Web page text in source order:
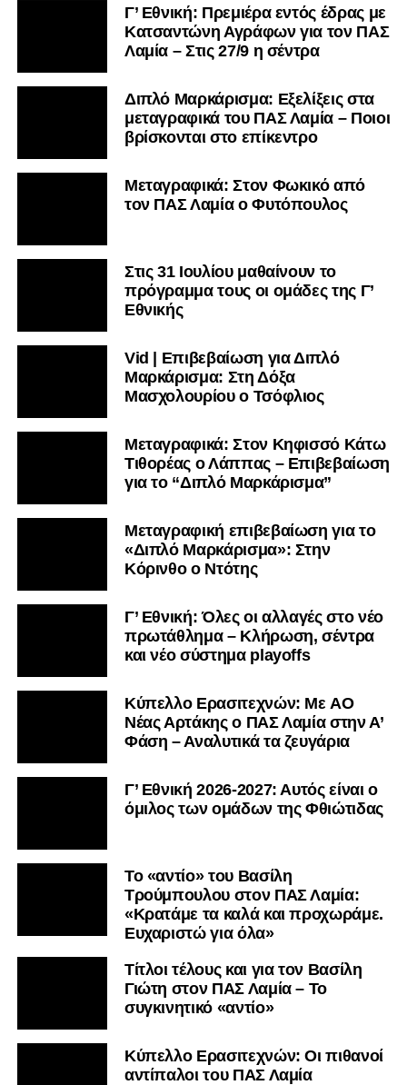
Γ’ Εθνική: Πρεμιέρα εντός έδρας με
Κατσαντώνη Αγράφων για τον ΠΑΣ
Λαμία – Στις 27/9 η σέντρα
Διπλό Μαρκάρισμα: Εξελίξεις στα
μεταγραφικά του ΠΑΣ Λαμία – Ποιοι
βρίσκονται στο επίκεντρο
Μεταγραφικά: Στον Φωκικό από
τον ΠΑΣ Λαμία ο Φυτόπουλος
Στις 31 Ιουλίου μαθαίνουν το
πρόγραμμα τους οι ομάδες της Γ’
Εθνικής
Vid | Επιβεβαίωση για Διπλό
Μαρκάρισμα: Στη Δόξα
Μασχολουρίου ο Τσόφλιος
Μεταγραφικά: Στον Κηφισσό Κάτω
Τιθορέας ο Λάππας – Επιβεβαίωση
για το “Διπλό Μαρκάρισμα”
Μεταγραφική επιβεβαίωση για το
«Διπλό Μαρκάρισμα»: Στην
Κόρινθο ο Ντότης
Γ’ Εθνική: Όλες οι αλλαγές στο νέο
πρωτάθλημα – Κλήρωση, σέντρα
και νέο σύστημα playoffs
Kύπελλο Ερασιτεχνών: Με AO
Nέας Αρτάκης ο ΠΑΣ Λαμία στην Α’
Φάση – Αναλυτικά τα ζευγάρια
Γ’ Εθνική 2026-2027: Αυτός είναι ο
όμιλος των ομάδων της Φθιώτιδας
Το «αντίο» του Βασίλη
Τρούμπουλου στον ΠΑΣ Λαμία:
«Κρατάμε τα καλά και προχωράμε.
Ευχαριστώ για όλα»
Τίτλοι τέλους και για τον Βασίλη
Γιώτη στον ΠΑΣ Λαμία – Το
συγκινητικό «αντίο»
Κύπελλο Ερασιτεχνών: Οι πιθανοί
αντίπαλοι του ΠΑΣ Λαμία